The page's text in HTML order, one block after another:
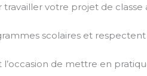
votre projet de
scolaires et
de mettre en